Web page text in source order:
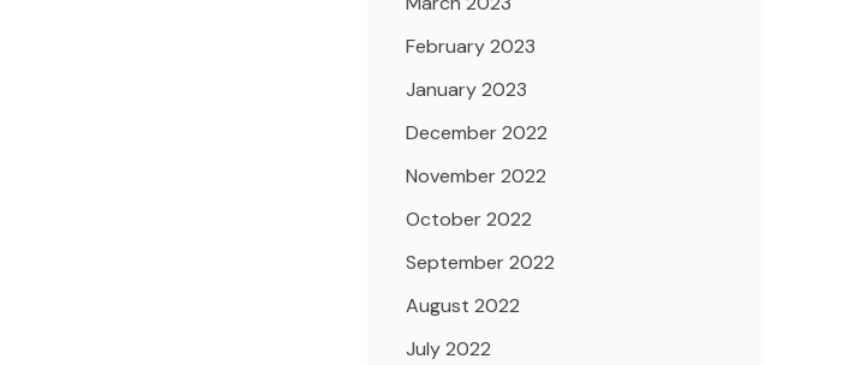
February 2023
January 2023
December 2022
November 2022
October 2022
September 2022
August 2022
July 2022